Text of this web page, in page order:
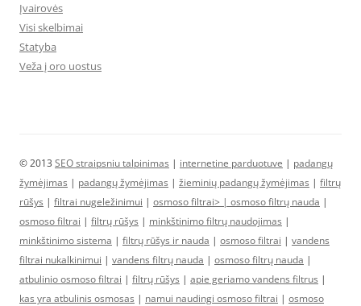
Įvairovės
Visi skelbimai
Statyba
Veža į oro uostus
© 2013 SEO straipsniu talpinimas | internetine parduotuve | padangų
žymėjimas | padangų žymėjimas | žieminių padangų žymėjimas | filtrų
rūšys | filtrai nugeležinimui | osmoso filtrai> | osmoso filtrų nauda |
osmoso filtrai | filtrų rūšys | minkštinimo filtrų naudojimas |
minkštinimo sistema | filtrų rūšys ir nauda | osmoso filtrai | vandens
filtrai nukalkinimui | vandens filtrų nauda | osmoso filtrų nauda |
atbulinio osmoso filtrai | filtrų rūšys | apie geriamo vandens filtrus |
kas yra atbulinis osmosas | namui naudingi osmoso filtrai | osmoso